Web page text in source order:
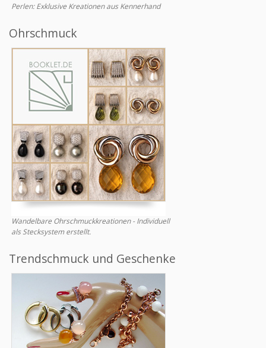
Perlen: Exklusive Kreationen aus Kennerhand
Ohrschmuck
Wandelbare Ohrschmuckkreationen - Individuell
als Stecksystem erstellt.
Trendschmuck und Geschenke